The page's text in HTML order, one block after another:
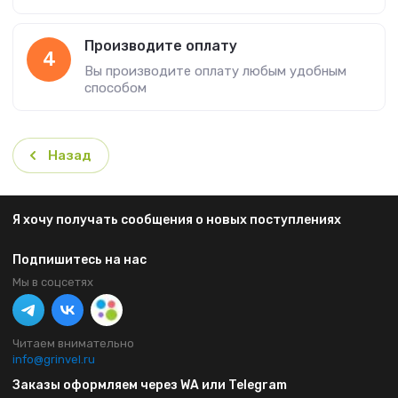
4
Производите оплату
Вы производите оплату любым удобным
способом
Назад
Подпишитесь на нас
Мы в соцсетях
Читаем внимательно
info@grinvel.ru
Заказы оформляем через WA или Telegram
Я хочу получать сообщения о новых поступлениях